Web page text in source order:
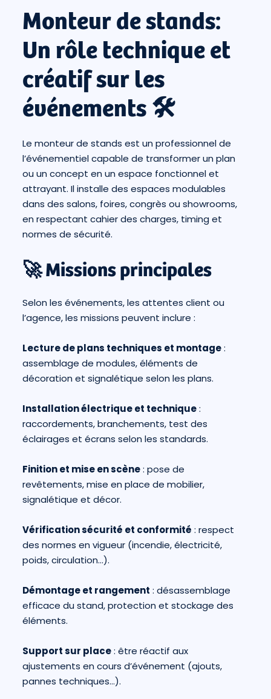
Monteur de stands:
Un rôle technique et
créatif sur les
événements 🛠️
Le monteur de stands est un professionnel de
l’événementiel capable de transformer un plan
ou un concept en un espace fonctionnel et
attrayant. Il installe des espaces modulables
dans des salons, foires, congrès ou showrooms,
en respectant cahier des charges, timing et
normes de sécurité.
🚀 Missions principales
Selon les événements, les attentes client ou
l’agence, les missions peuvent inclure :
Lecture de plans techniques et montage:
assemblage de modules, éléments de
décoration et signalétique selon les plans.
Installation électrique et technique:
raccordements, branchements, test des
éclairages et écrans selon les standards.
Finition et mise en scène: pose de
revêtements, mise en place de mobilier,
signalétique et décor.
Vérification sécurité et conformité : respect
des normes en vigueur (incendie, électricité,
poids, circulation…).
Démontage et rangement : désassemblage
efficace du stand, protection et stockage des
éléments.
Support sur place: être réactif aux
ajustements en cours d’événement (ajouts,
pannes techniques…).